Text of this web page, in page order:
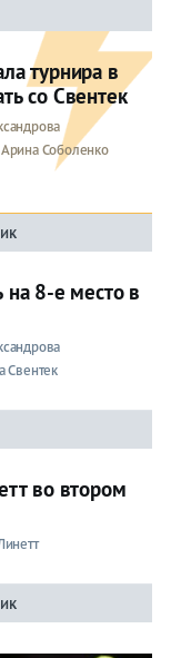
турнира в
со Свентек
Арина Соболенко
на 8-е место в
Свентек
во втором